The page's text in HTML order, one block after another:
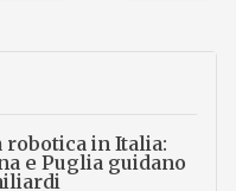
in Italia:
e Puglia guidano